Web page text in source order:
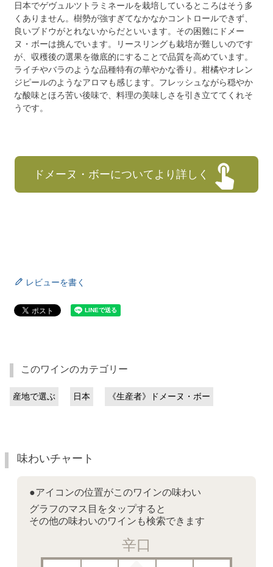
日本でゲヴュルツトラミネールを栽培しているところはそう多
くありません。樹勢が強すぎてなかなかコントロールできず、
良いブドウがとれないからだといいます。その困難にドメー
ヌ・ボーは挑んでいます。リースリングも栽培が難しいのです
が、収穫後の選果を徹底的にすることで品質を高めています。
ライチやバラのような品種特有の華やかな香り。柑橘やオレン
ジピールのようなアロマも感じます。フレッシュながら穏やか
な酸味とほろ苦い後味で、料理の美味しさを引き立ててくれそ
うです。
ドメーヌ・ボーについてより詳しく
レビューを書く
このワインのカテゴリー
産地で選ぶ 日本 《生産者》ドメーヌ・ボー
味わいチャート
●アイコンの位置がこのワインの味わい
グラフのマス目をタップすると
その他の味わいのワインも検索できます
辛口